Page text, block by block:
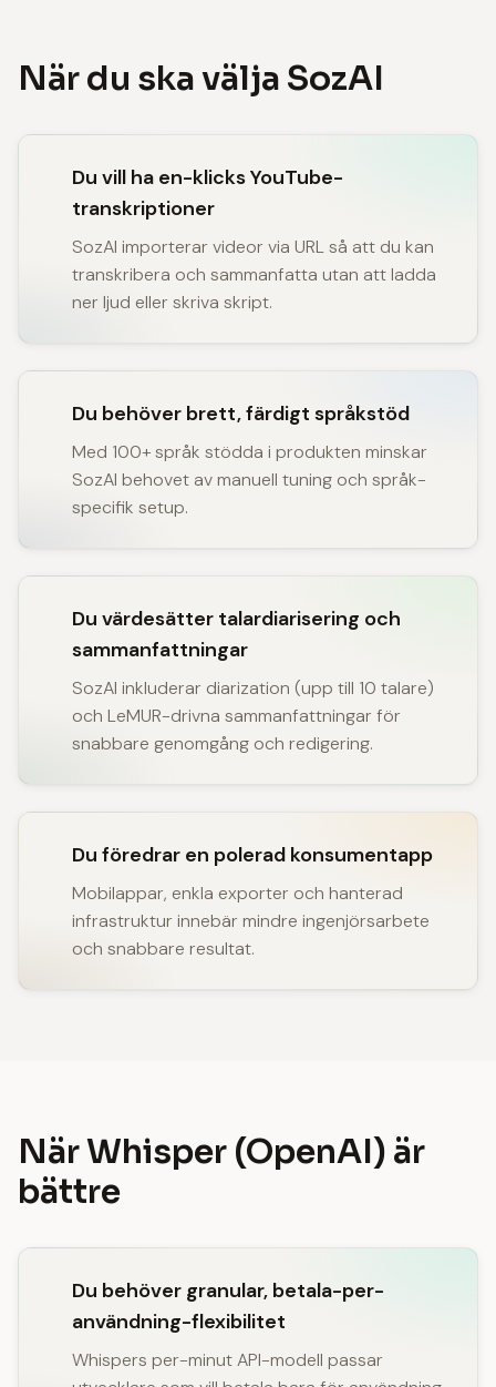
När du ska välja SozAI
Du vill ha en-klicks YouTube-
transkriptioner
SozAI importerar videor via URL så att du kan
transkribera och sammanfatta utan att ladda
ner ljud eller skriva skript.
Du behöver brett, färdigt språkstöd
Med 100+ språk stödda i produkten minskar
SozAI behovet av manuell tuning och språk-
specifik setup.
Du värdesätter talardiarisering och
sammanfattningar
SozAI inkluderar diarization (upp till 10 talare)
och LeMUR-drivna sammanfattningar för
snabbare genomgång och redigering.
Du föredrar en polerad konsumentapp
Mobilappar, enkla exporter och hanterad
infrastruktur innebär mindre ingenjörsarbete
och snabbare resultat.
När Whisper (OpenAI) är
bättre
Du behöver granular, betala-per-
användning-flexibilitet
Whispers per-minut API-modell passar